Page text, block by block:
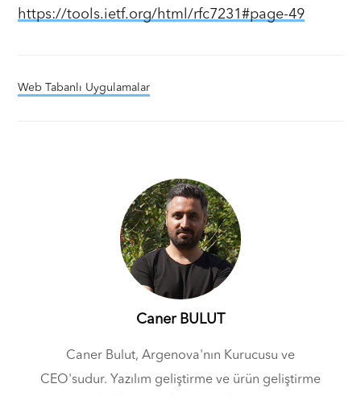
https://tools.ietf.org/html/rfc7231#page-49
Web Tabanlı Uygulamalar
Caner BULUT
Caner Bulut, Argenova'nın Kurucusu ve
CEO'sudur. Yazılım geliştirme ve ürün geliştirme